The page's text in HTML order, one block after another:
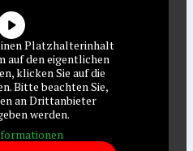
Platzhalterinhalt
auf den eigentlichen
klicken Sie auf die
Bitte beachten Sie,
an Drittanbieter
werden.